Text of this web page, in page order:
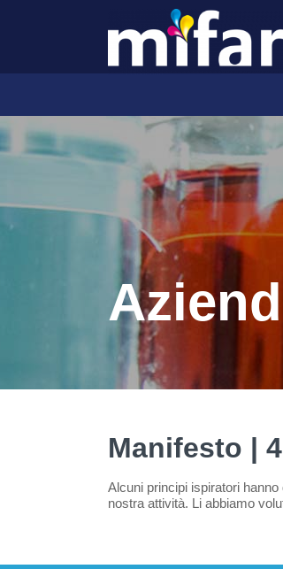
Manifesto |
Alcuni principi ispiratori
nostra attività. Li abbiamo